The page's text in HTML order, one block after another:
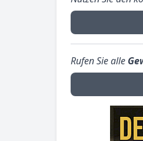
Rufen Sie alle